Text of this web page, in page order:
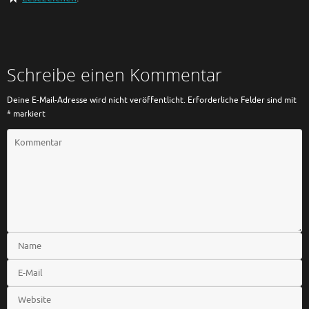
Schreibe einen Kommentar
Deine E-Mail-Adresse wird nicht veröffentlicht. Erforderliche Felder sind mit
* markiert